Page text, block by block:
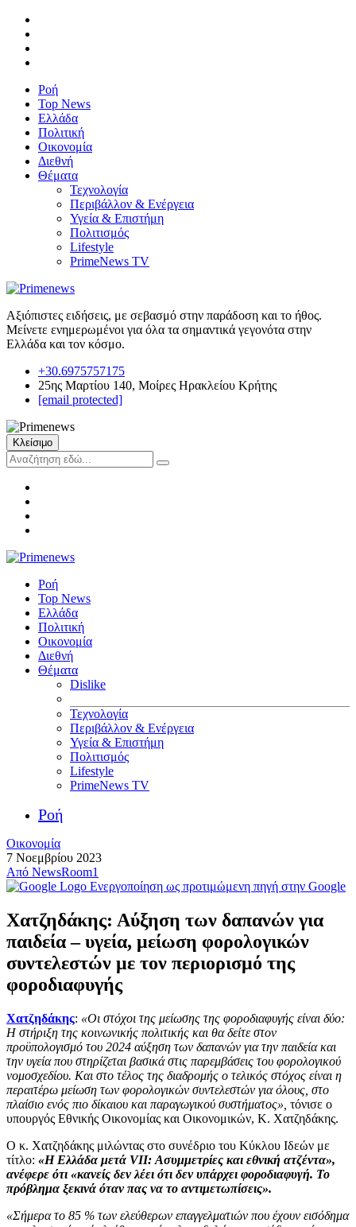
Ροή
Top News
Ελλάδα
Πολιτική
Οικονομία
Διεθνή
Θέματα
Τεχνολογία
Περιβάλλον & Ενέργεια
Υγεία & Επιστήμη
Πολιτισμός
Lifestyle
PrimeNews TV
Αξιόπιστες ειδήσεις, με σεβασμό στην παράδοση και το ήθος.
Μείνετε ενημερωμένοι για όλα τα σημαντικά γεγονότα στην
Ελλάδα και τον κόσμο.
+30.6975757175
25ης Μαρτίου 140, Μοίρες Ηρακλείου Κρήτης
[email protected]
Κλείσιμο
Ροή
Top News
Ελλάδα
Πολιτική
Οικονομία
Διεθνή
Θέματα
Dislike
Τεχνολογία
Περιβάλλον & Ενέργεια
Υγεία & Επιστήμη
Πολιτισμός
Lifestyle
PrimeNews TV
Ροή
Οικονομία
7 Νοεμβρίου 2023
Από NewsRoom1
Ενεργοποίηση ως προτιμώμενη πηγή στην Google
Χατζηδάκης: Αύξηση των δαπανών για
παιδεία – υγεία, μείωση φορολογικών
συντελεστών με τον περιορισμό της
φοροδιαφυγής
Χατζηδάκης: «Οι στόχοι της μείωσης της φοροδιαφυγής είναι δύο:
Η στήριξη της κοινωνικής πολιτικής και θα δείτε στον
προϋπολογισμό του 2024 αύξηση των δαπανών για την παιδεία και
την υγεία που στηρίζεται βασικά στις παρεμβάσεις του φορολογικού
νομοσχεδίου. Και στο τέλος της διαδρομής ο τελικός στόχος είναι η
περαιτέρω μείωση των φορολογικών συντελεστών για όλους, στο
πλαίσιο ενός πιο δίκαιου και παραγωγικού συστήματος», τόνισε ο
υπουργός Εθνικής Οικονομίας και Οικονομικών, Κ. Χατζηδάκης.
Ο κ. Χατζηδάκης μιλώντας στο συνέδριο του Κύκλου Ιδεών με
τίτλο: «Η Ελλάδα μετά VII: Ασυμμετρίες και εθνική ατζέντα»,
ανέφερε ότι «κανείς δεν λέει ότι δεν υπάρχει φοροδιαφυγή. Το
πρόβλημα ξεκινά όταν πας να το αντιμετωπίσεις».
«Σήμερα το 85 % των ελεύθερων επαγγελματιών που έχουν εισόδημα